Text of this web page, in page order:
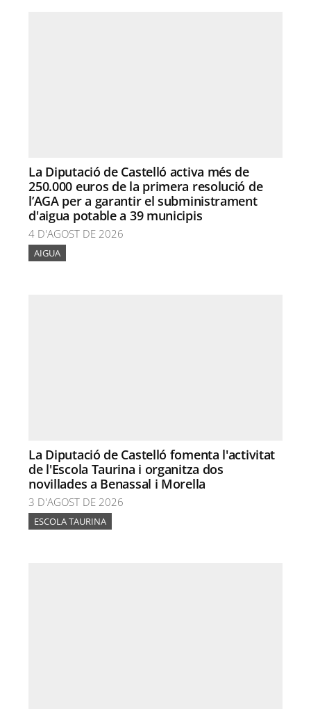
La Diputació de Castelló activa més de
250.000 euros de la primera resolució de
l’AGA per a garantir el subministrament
d'aigua potable a 39 municipis
4 D'AGOST DE 2026
AIGUA
La Diputació de Castelló fomenta l'activitat
de l'Escola Taurina i organitza dos
novillades a Benassal i Morella
3 D'AGOST DE 2026
ESCOLA TAURINA